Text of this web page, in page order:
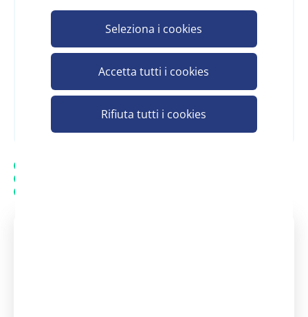
Seleziona i cookies
Accetta tutti i cookies
Rifiuta tutti i cookies
AccedioRegistrati
per vedere il prezzo
Registrati e scopri il prezzo